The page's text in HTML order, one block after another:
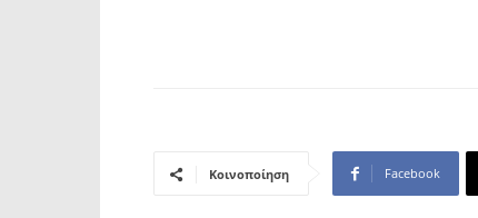
Κοινοποίηση Facebook